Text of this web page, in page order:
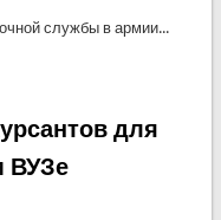
службы в армии...
на должность спасателя
для
ВУЗе